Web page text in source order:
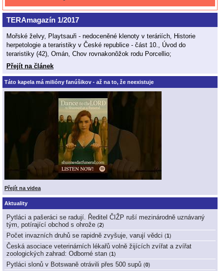
TERAmagazín 1/2017
Mořské želvy, Playtsauři - nedoceněné klenoty v teráriích, Historie
herpetologie a teraristiky v České republice - část 10., Úvod do
teraristiky (42), Omán, Chov rovnakonôžok rodu Porcellio;
Přejít na článek
Táto kapela má milióny fanúšikov - až na to, že neexistuje
Přejít na videa
Aktuality
Pytláci a pašeráci se radují. Ředitel ČIŽP ruší mezinárodně uznávaný
tým, potírající obchod s ohrože (2)
Počet invazních druhů se rapidně zvyšuje, varují vědci (1)
Česká asociace veterinárních lékařů volně žijících zvířat a zvířat
zoologických zahrad: Odborné stan (1)
Pytláci slonů v Botswaně otrávili přes 500 supů (0)